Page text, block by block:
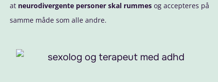
at neurodivergente personer skal rummes og accepteres på
samme måde som alle andre.